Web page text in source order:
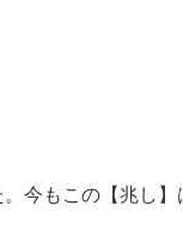
今もこの【兆し